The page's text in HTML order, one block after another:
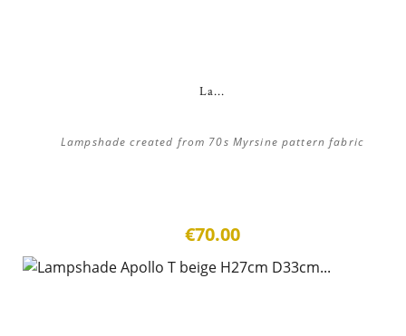
La...
Lampshade created from 70s Myrsine pattern fabric
€70.00